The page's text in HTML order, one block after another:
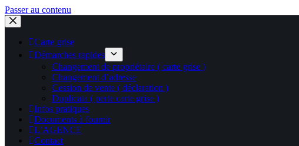
Passer au contenu
Carte grise
Démarches rapides
Changement de propriétaire ( carte grise )
Changement d’adresse
Cession de vente ( déclaration )
Duplicata ( perte carte grise )
Infos pratiques
Documents à fournir
L’AGENCE
Contact